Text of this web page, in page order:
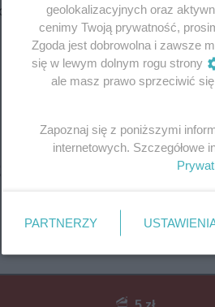
możecie spodziewać się
geolokalizacyjnych oraz
cenimy Twoją prywatność,
Zgoda jest dobrowolna i zawsze
się w lewym dolnym rogu strony
ale masz prawo sprzeciwić
Zapoznaj się z poniższymi
internetowych. Szczegółowe
PARTNERZY